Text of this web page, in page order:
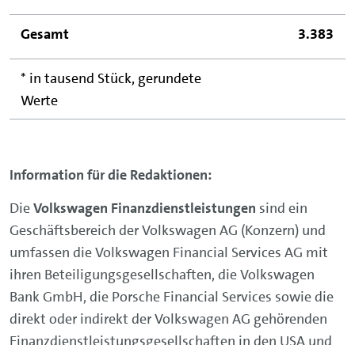
Gesamt 3.383
* in tausend Stück, gerundete
Werte
Information für die Redaktionen:
DieVolkswagen Finanzdienstleistungen sind ein
Geschäftsbereich der Volkswagen AG (Konzern) und
umfassen die Volkswagen Financial Services AG mit
ihren Beteiligungsgesellschaften, die Volkswagen
Bank GmbH, die Porsche Financial Services sowie die
direkt oder indirekt der Volkswagen AG gehörenden
Finanzdienstleistungsgesellschaften in den USA und